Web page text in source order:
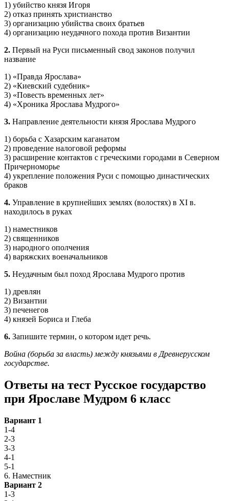
1) убийство князя Игоря
2) отказ принять христианство
3) организацию убийства своих братьев
4) организацию неудачного похода против Византии
2. Первый на Руси письменный свод законов получил
название
1) «Правда Ярослава»
2) «Киевский судебник»
3) «Повесть временных лет»
4) «Хроника Ярослава Мудрого»
3. Направление деятельности князя Ярослава Мудрого
1) борьба с Хазарским каганатом
2) проведение налоговой реформы
3) расширение контактов с греческими городами в Северном
Причерноморье
4) укрепление положения Руси с помощью династических
браков
4. Управление в крупнейших землях (волостях) в XI в.
находилось в руках
1) наместников
2) священников
3) народного ополчения
4) варяжских военачальников
5. Неудачным был поход Ярослава Мудрого против
1) древлян
2) Византии
3) печенегов
4) князей Бориса и Глеба
6. Запишите термин, о котором идет речь.
Война (борьба за власть) между князьями в Древнерусском
государстве.
Ответы на тест Русское государство
при Ярославе Мудром 6 класс
Вариант 1
1-4
2-3
3-3
4-1
5-1
6. Наместник
Вариант 2
1-3